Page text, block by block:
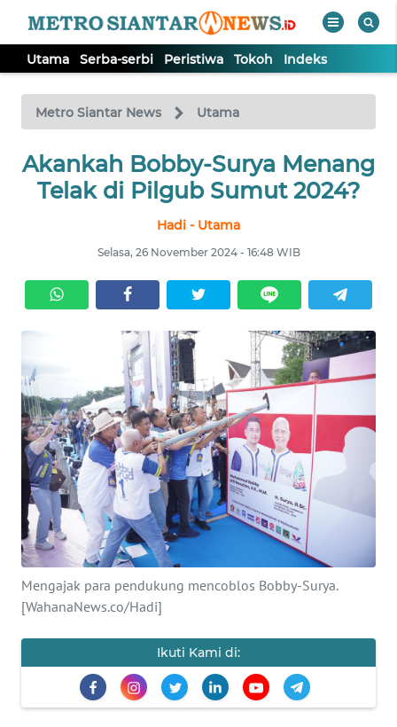
Utama Serba-serbi Peristiwa Tokoh Indeks
Metro Siantar News Utama
Akankah Bobby-Surya Menang
Telak di Pilgub Sumut 2024?
Hadi - Utama
Selasa, 26 November 2024 - 16:48 WIB
Mengajak para pendukung mencoblos Bobby-Surya.
[WahanaNews.co/Hadi]
Ikuti Kami di:
TV
Tutup
UTAMA
PERISTIWA
TOKOH
Informasi
INDEKS
BERITA
KONTAK
KAMI
INFO
IKLAN
TENTANG